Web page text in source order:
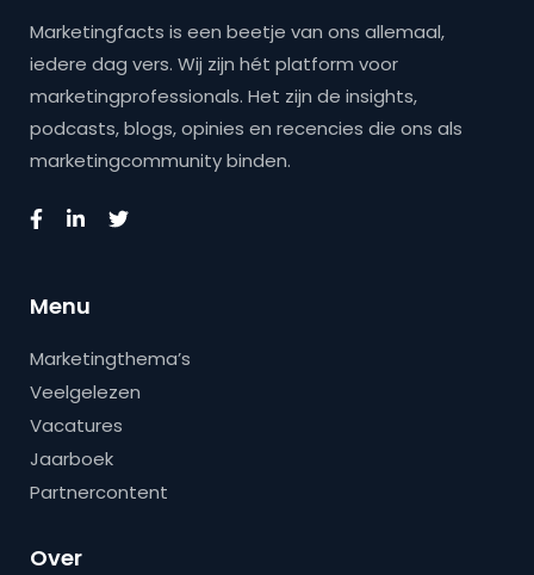
Marketingfacts is een beetje van ons allemaal,
iedere dag vers. Wij zijn hét platform voor
marketingprofessionals. Het zijn de insights,
podcasts, blogs, opinies en recencies die ons als
marketingcommunity binden.
Menu
Marketingthema’s
Veelgelezen
Vacatures
Jaarboek
Partnercontent
Over